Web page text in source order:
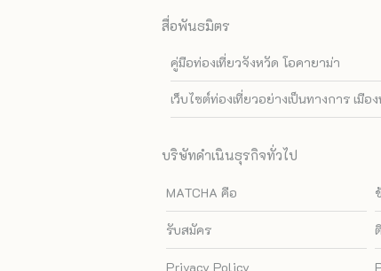
สื่อพันธมิตร
คู่มือท่องเที่ยวจังหวัด โอคายาม่า
เว็บไซต์ท่องเที่ยวอย่างเป็นทางการ เมือ
บริษัทดำเนินธุรกิจทั่วไป
MATCHA คือ
รับสมัคร
Privacy Policy